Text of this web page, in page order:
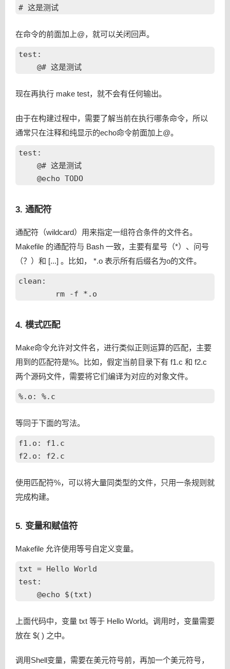
在命令的前面加上@，就可以关闭回声。
test:
现在再执行 make test，就不会有任何输出。
由于在构建过程中，需要了解当前在执行哪条命令，所以
通常只在注释和纯显示的echo命令前面加上@。
test:
    @# 这是测试
3. 通配符
通配符（wildcard）用来指定一组符合条件的文件名。
Makefile 的通配符与 Bash 一致，主要有星号（*）、问号
（？）和 [...] 。比如， *.o 表示所有后缀名为o的文件。
clean:
4. 模式匹配
Make命令允许对文件名，进行类似正则运算的匹配，主要
用到的匹配符是%。比如，假定当前目录下有 f1.c 和 f2.c
两个源码文件，需要将它们编译为对应的对象文件。
等同于下面的写法。
f1.o: f1.c
使用匹配符%，可以将大量同类型的文件，只用一条规则就
完成构建。
5. 变量和赋值符
Makefile 允许使用等号自定义变量。
txt = Hello World
test:
上面代码中，变量 txt 等于 Hello World。调用时，变量需要
放在 $( ) 之中。
调用Shell变量，需要在美元符号前，再加一个美元符号，